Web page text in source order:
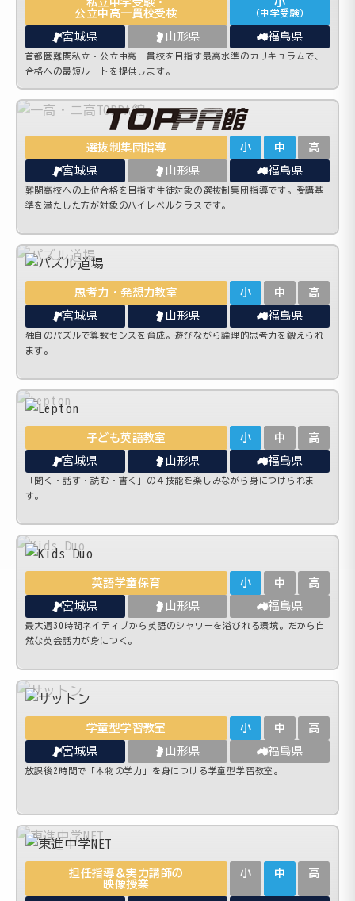
私立中学受験・
公立中高一貫校受検
小
（中学受験）
宮城県 山形県 福島県
首都圏難関私立・公立中高一貫校を目指す最高水準のカリキュラムで、
合格への最短ルートを提供します。
選抜制集団指導 小 中 高
宮城県 山形県 福島県
難関高校への上位合格を目指す生徒対象の選抜制集団指導です。受講基
準を満たした方が対象のハイレベルクラスです。
思考力・発想力教室 小 中 高
宮城県 山形県 福島県
独自のパズルで算数センスを育成。遊びながら論理的思考力を鍛えられ
ます。
子ども英語教室 小 中 高
宮城県 山形県 福島県
「聞く・話す・読む・書く」の４技能を楽しみながら身につけられま
す。
英語学童保育 小 中 高
宮城県 山形県 福島県
最大週30時間ネイティブから英語のシャワーを浴びれる環境。だから自
然な英会話力が身につく。
学童型学習教室 小 中 高
宮城県 山形県 福島県
放課後2時間で「本物の学力」を身につける学童型学習教室。
担任指導＆実力講師の
映像授業
小 中 高